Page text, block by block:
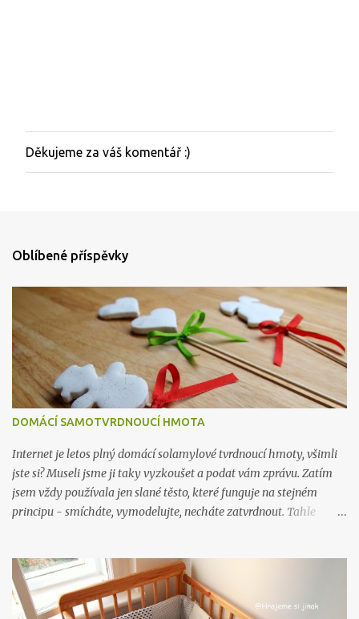
O
k
o
a
Děkujeme za váš komentář :)
Oblíbené příspěvky
DOMÁCÍ SAMOTVRDNOUCÍ HMOTA
Internet je letos plný domácí solamylové tvrdnoucí hmoty, všimli
jste si? Museli jsme ji taky vyzkoušet a podat vám zprávu. Zatím
jsem vždy používala jen slané těsto, které funguje na stejném
principu - smícháte, vymodelujte, necháte zatvrdnout. Tahle
kde se sůl přestane při určitém množství rozpouštět. Na druhou
stranu se mi se slaným těstem vždy pracovalo líp, než s toule
hmotou. Slané těsto můžete dát dětem místo modelíny a nechat je